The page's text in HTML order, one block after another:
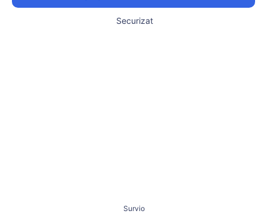
Securizat
Survio